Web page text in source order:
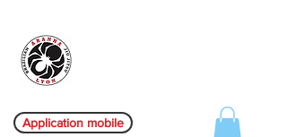
Application mobile